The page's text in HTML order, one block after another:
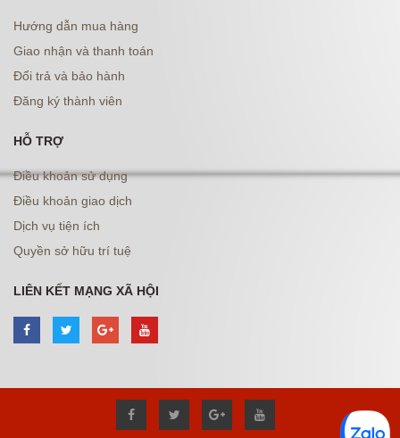
Hướng dẫn mua hàng
Giao nhận và thanh toán
Đổi trả và bảo hành
Đăng ký thành viên
HỖ TRỢ
Điều khoản sử dụng
Điều khoản giao dịch
Dịch vụ tiện ích
Quyền sở hữu trí tuệ
LIÊN KẾT MẠNG XÃ HỘI